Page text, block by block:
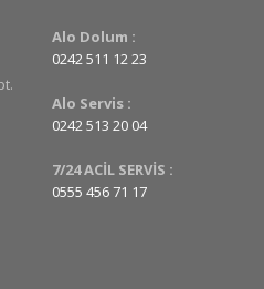
Alo Dolum :
0242 511 12 23
Alo Servis :
0242 513 20 04
7/24 ACİL SERVİS :
0555 456 71 17